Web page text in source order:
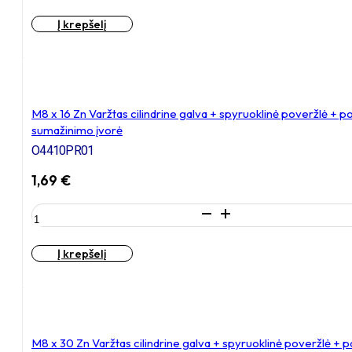
M10
x
galva
+
spyruoklinė
poveržlė
poveržlė
+
O30/10
+
N10S
Į krepšelį
M8 x 16 Zn Varžtas cilindrine galva + spyruoklinė poveržlė +
sumažinimo įvorė
O4410PR01
1,69 €
produkto
kiekis:
M8
x
galva
Į krepšelį
M8 x 30 Zn Varžtas cilindrine galva + spyruoklinė poveržlė +